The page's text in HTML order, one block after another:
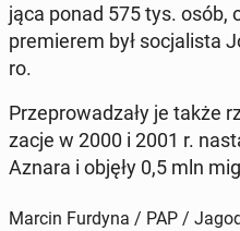
ją­ca ponad 575 tys. osób,
pre­mie­rem był so­cja­li­sta
ro.
Prze­pro­wa­dza­ły je także
za­cje w 2000 i 2001 r.
Aznara i objęły 0,5 mln
Marcin Furdyna / PAP /